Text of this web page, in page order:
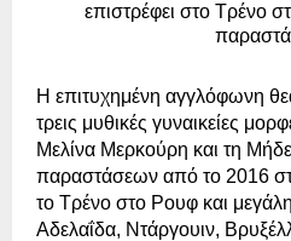
επιστρέφει στο Τρένο
Η επιτυχημένη αγγλόφωνη
τρεις μυθικές γυναικείες
Μελίνα Μερκούρη και τη
παραστάσεων από το 2016
το Τρένο στο Ρουφ και
Αδελαΐδα, Ντάργουιν,